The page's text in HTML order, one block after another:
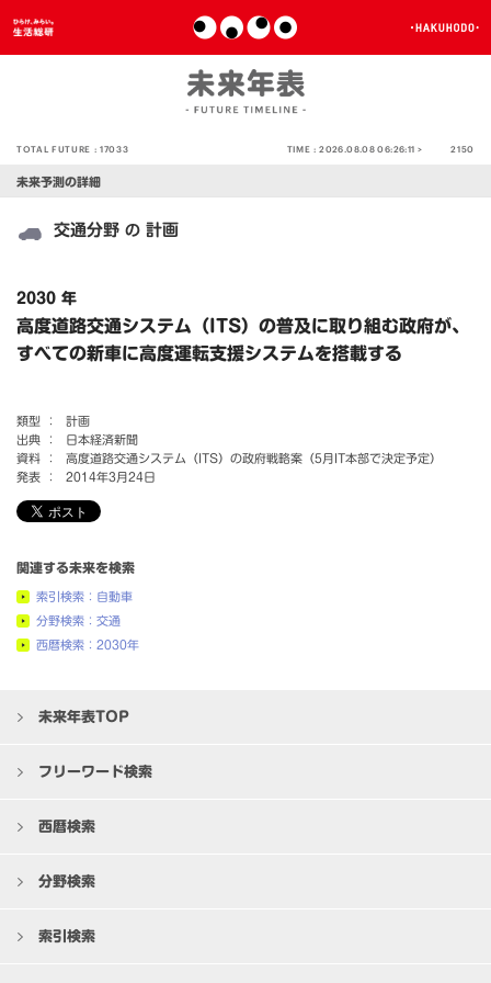
TOTAL FUTURE :17033 TIME :2026.08.08 06:26:11 > 2150
未来予測の詳細
交通分野 の 計画
2030 年
高度道路交通システム（ITS）の普及に取り組む政府が、
すべての新車に高度運転支援システムを搭載する
類型 ：
計画
出典 ：
日本経済新聞
資料 ：
高度道路交通システム（ITS）の政府戦略案（5月IT本部で決定予定）
発表 ：
2014年3月24日
関連する未来を検索
索引検索：自動車
分野検索：交通
西暦検索：2030年
未来年表TOP
フリーワード検索
西暦検索
分野検索
索引検索